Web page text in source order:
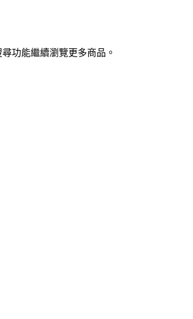
功能繼續瀏覽更多商品。